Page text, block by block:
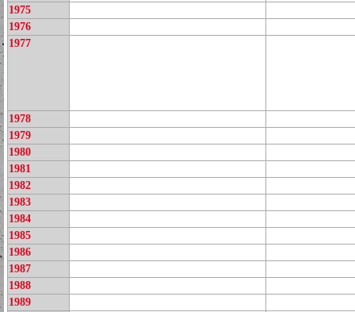
1975
1976
1977
1978
1979
1980
1981
1982
1983
1984
1985
1986
1987
1988
1989